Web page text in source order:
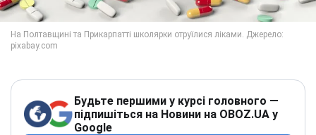
Будьте першими у курсі головного —
підпишіться на Новини на OBOZ.UA у
Google